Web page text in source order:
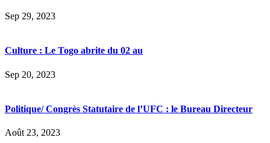
Sep 29, 2023
Culture : Le Togo abrite du 02 au
Sep 20, 2023
Politique/ Congrès Statutaire de l’UFC : le Bureau Directeur
Août 23, 2023